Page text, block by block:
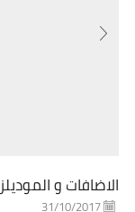
الاضافات و الموديلز